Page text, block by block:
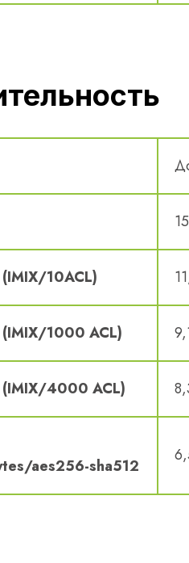
10ACL)
1000 ACL)
4000 ACL)
aes256-sha512